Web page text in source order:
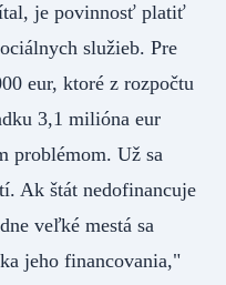
je povinnosť platiť
služieb. Pre
eur, ktoré z rozpočtu
3,1 milióna eur
problémom. Už sa
Ak štát nedofinancuje
veľké mestá sa
jeho financovania,"